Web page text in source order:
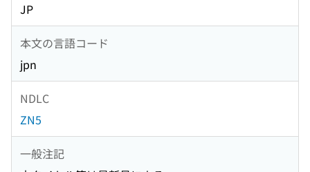
JP
本文の言語コード
jpn
NDLC
ZN5
一般注記